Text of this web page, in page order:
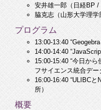
安井雄一郎（日経BP
脇克志（山形大学理学
プログラム
13:00-13:40
14:00-14:40
15:00-15:40 “今日か
フサイエンス統合デ
16:00-16:40 “ULIBC
所）
概要